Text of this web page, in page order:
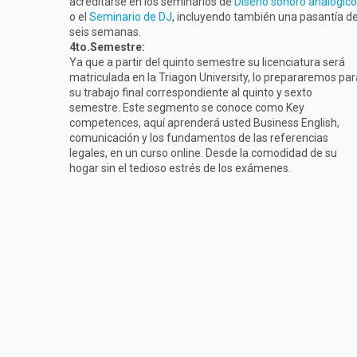
o el Seminario de DJ, incluyendo también una pasantía
seis semanas.
4to.Semestre:
Ya que a partir del quinto semestre su licenciatura será
matriculada en la Triagon University, lo prepararemos
su trabajo final correspondiente al quinto y sexto
semestre. Este segmento se conoce como Key
competences, aquí aprenderá usted Business English,
comunicación y los fundamentos de las referencias
legales, en un curso online. Desde la comodidad de su
hogar sin el tedioso estrés de los exámenes.